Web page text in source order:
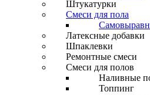
Штукатурки
Смеси для пола
Латексные добавки
Шпаклевки
Ремонтные смеси
Смеси для полов
Наливные
Топпинг